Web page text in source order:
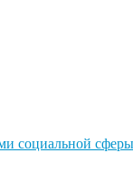
социальной сферы